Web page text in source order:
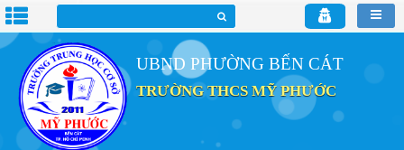
UBND PHƯỜNG BẾN CÁT
TRƯỜNG THCS MỸ PHƯỚC